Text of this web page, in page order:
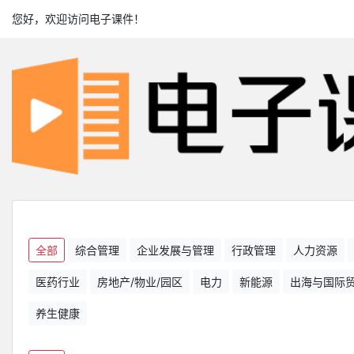
您好，欢迎访问电子课件！
全部 综合管理 企业发展与管理 行政管理 人力资源
医药行业 房地产/物业/园区 电力 新能源 出海与国际
养生健康